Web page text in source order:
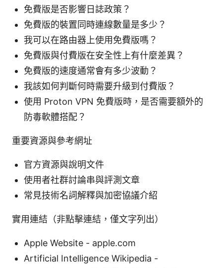
免費版是否影響日誌政策？
免費版的裝置同時連線數量是多少？
我可以在路由器上使用免費版嗎？
免費版與付費版在安全性上有什麼差異？
免費版的速度通常會有多少波動？
我該如何判斷何時需要升級到付費版？
使用 Proton VPN 免費版時，是否需要額外的
防毒軟體搭配？
重要資源與參考網址
官方資源與說明文件
使用者社群討論串與評測文章
常見技術名詞解釋與加密協議介紹
實用連結（非點擊連結，僅文字列出）
Apple Website - apple.com
Artificial Intelligence Wikipedia -